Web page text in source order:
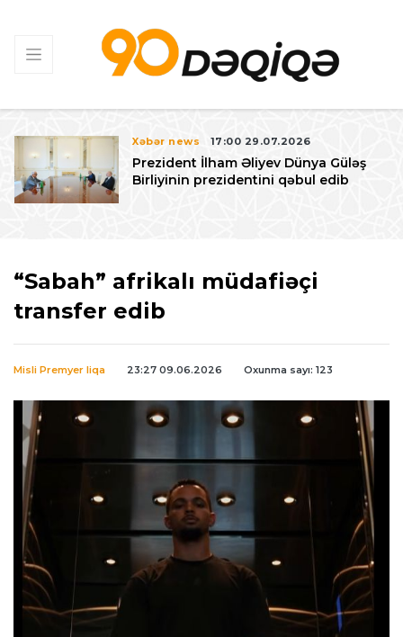
Xəbər news 17:00 29.07.2026
Prezident İlham Əliyev Dünya Güləş
Birliyinin prezidentini qəbul edib
“Sabah” afrikalı müdafiəçi
transfer edib
Misli Premyer liqa 23:27 09.06.2026 Oxunma sayı: 123